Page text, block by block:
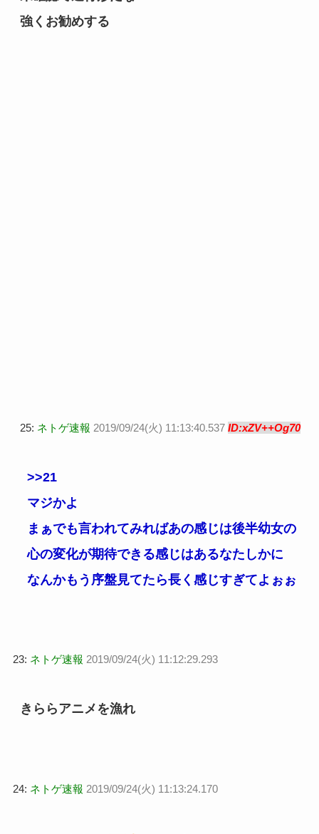
強くお勧めする
25: ネトゲ速報 2019/09/24(火) 11:13:40.537 ID:xZV++Og70
>>21
マジかよ
まぁでも言われてみればあの感じは後半幼女の
心の変化が期待できる感じはあるなたしかに
なんかもう序盤見てたら長く感じすぎてよぉぉ
23: ネトゲ速報 2019/09/24(火) 11:12:29.293
きららアニメを漁れ
24: ネトゲ速報 2019/09/24(火) 11:13:24.170